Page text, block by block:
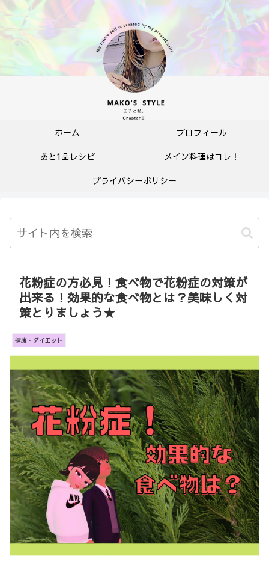
ホーム
プロフィール
あと1品レシピ
メイン料理はコレ！
プライバシーポリシー
花粉症の方必見！食べ物で花粉症の対策が
出来る！効果的な食べ物とは？美味しく対
策とりましょう★
健康・ダイエット